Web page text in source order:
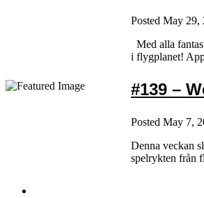
Posted May 29,
Med alla
i flygplanet!
#139 –
Posted May 7,
Denna veckan
spelrykten från